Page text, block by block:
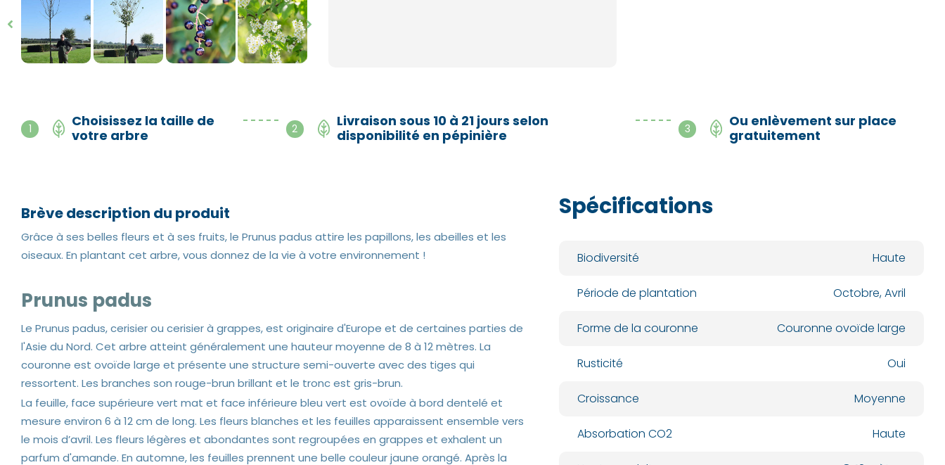
1
Choisissez la taille de
votre arbre
- - - - -
2
Livraison sous 10 à 21 jours selon
disponibilité en pépinière
- - - - -
3
Ou enlèvement sur place
gratuitement
Brève description du produit
Grâce à ses belles fleurs et à ses fruits, le Prunus padus attire les papillons, les abeilles et les
oiseaux. En plantant cet arbre, vous donnez de la vie à votre environnement !
Prunus padus
Le Prunus padus, cerisier ou cerisier à grappes, est originaire d'Europe et de certaines parties de
l'Asie du Nord. Cet arbre atteint généralement une hauteur moyenne de 8 à 12 mètres. La
couronne est ovoïde large et présente une structure semi-ouverte avec des tiges qui
ressortent. Les branches son rouge-brun brillant et le tronc est gris-brun.
La feuille, face supérieure vert mat et face inférieure bleu vert est ovoïde à bord dentelé et
mesure environ 6 à 12 cm de long. Les fleurs blanches et les feuilles apparaissent ensemble vers
le mois d’avril. Les fleurs légères et abondantes sont regroupées en grappes et exhalent un
parfum d'amande. En automne, les feuilles prennent une belle couleur jaune orangé. Après la
Spécifications
Biodiversité Haute
Période de plantation Octobre, Avril
Forme de la couronne Couronne ovoïde large
Rusticité Oui
Croissance Moyenne
Absorbation CO2 Haute